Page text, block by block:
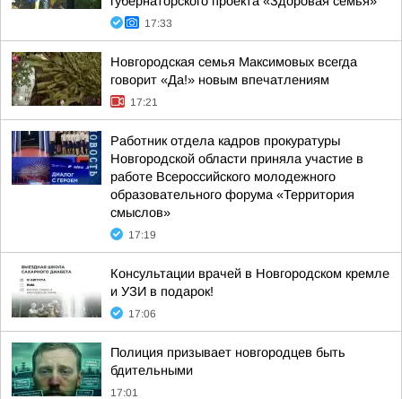
17:33
Новгородская семья Максимовых всегда
говорит «Да!» новым впечатлениям
17:21
Работник отдела кадров прокуратуры
Новгородской области приняла участие в
работе Всероссийского молодежного
образовательного форума «Территория
смыслов»
17:19
Консультации врачей в Новгородском кремле
и УЗИ в подарок!
17:06
Полиция призывает новгородцев быть
бдительными
17:01